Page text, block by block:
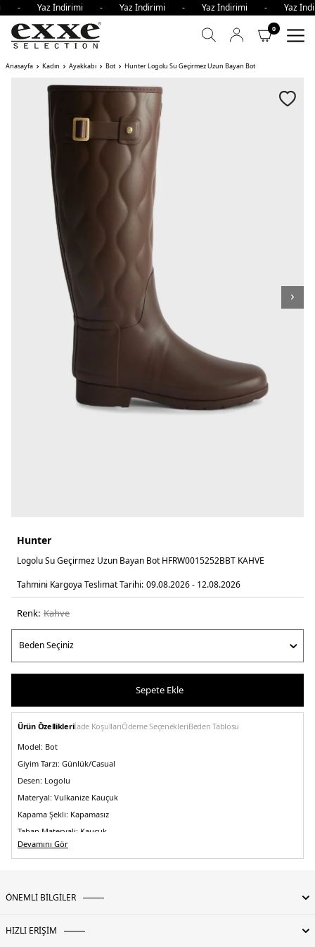
- Yaz İndirimi - Yaz İndirimi - Yaz İndirimi -
0
Anasayfa Kadın Ayakkabı Bot Hunter Logolu Su Geçirmez Uzun Bayan Bot
Hunter
Logolu Su Geçirmez Uzun Bayan Bot HFRW0015252BBT KAHVE
Tahmini Kargoya Teslimat Tarihi: 09.08.2026 - 12.08.2026
Renk: kahve
Sepete Ekle
Ürün Özellikleriİade KoşullarıÖdeme SeçenekleriBeden Tablosu
Model: Bot
Giyim Tarzı: Günlük/Casual
Desen: Logolu
Materyal: Vulkanize Kauçuk
Kapama Şekli: Kapamasız
Taban Materyali: Kauçuk
Burun Tipi:Yuvarlak Burun
Yaş Grubu:Yetişkin
5DK2HFRW0015252BBT.03
Devamını Gör
ÖNEMLİ BİLGİLER
HIZLI ERİŞİM